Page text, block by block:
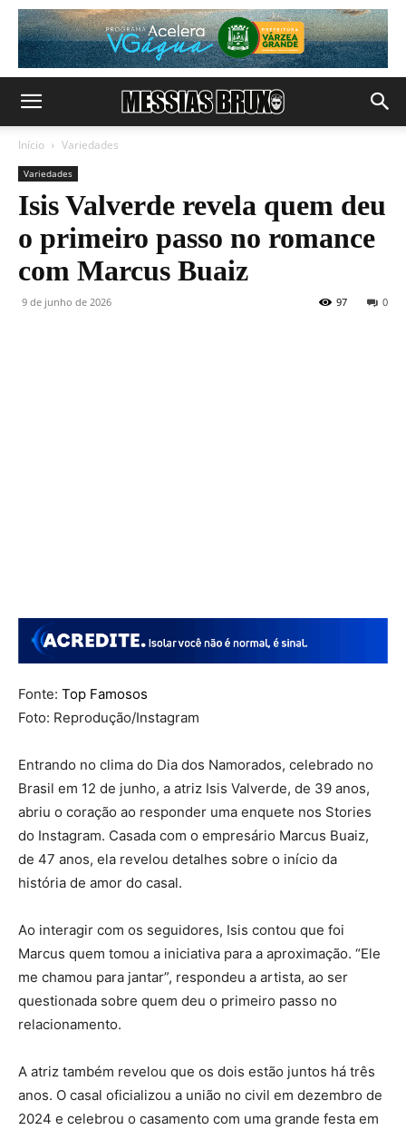
Início Variedades
Variedades
Isis Valverde revela quem deu
o primeiro passo no romance
com Marcus Buaiz
9 de junho de 2026 0
97
Fonte: Top Famosos
Foto: Reprodução/Instagram
Entrando no clima do Dia dos Namorados, celebrado no
Brasil em 12 de junho, a atriz Isis Valverde, de 39 anos,
abriu o coração ao responder uma enquete nos Stories
do Instagram. Casada com o empresário Marcus Buaiz,
de 47 anos, ela revelou detalhes sobre o início da
história de amor do casal.
Ao interagir com os seguidores, Isis contou que foi
Marcus quem tomou a iniciativa para a aproximação. “Ele
me chamou para jantar”, respondeu a artista, ao ser
questionada sobre quem deu o primeiro passo no
relacionamento.
A atriz também revelou que os dois estão juntos há três
anos. O casal oficializou a união no civil em dezembro de
2024 e celebrou o casamento com uma grande festa em